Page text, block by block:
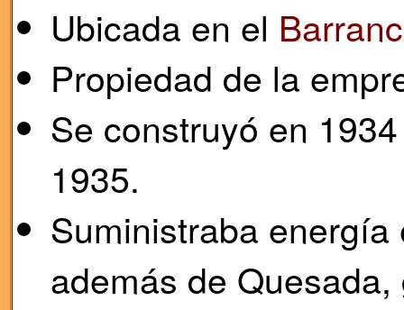
Ubicada en el
Propiedad de la
Se construyó en
1935.
Suministraba
además de